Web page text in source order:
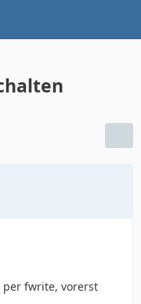
per fwrite, vorerst